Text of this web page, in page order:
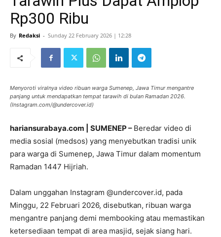
Rp300 Ribu
By Redaksi - Sunday 22 February 2026 | 12:28
Menyoroti viralnya video ribuan warga Sumenep, Jawa Timur mengantre
panjang untuk mendapatkan tempat tarawih di bulan Ramadan 2026.
(Instagram.com/@undercover.id)
hariansurabaya.com | SUMENEP – Beredar video di
media sosial (medsos) yang menyebutkan tradisi unik
para warga di Sumenep, Jawa Timur dalam momentum
Ramadan 1447 Hijriah.
Dalam unggahan Instagram @undercover.id, pada
Minggu, 22 Februari 2026, disebutkan, ribuan warga
mengantre panjang demi membooking atau memastikan
ketersediaan tempat di area masjid, sejak siang hari.